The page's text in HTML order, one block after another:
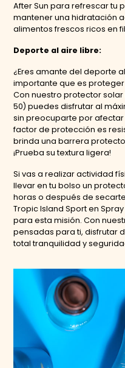
After Sun para refrescar tu
mantener una hidratación
alimentos frescos ricos en
Deporte al aire libre:
¿Eres amante del deporte
importante que es
Con nuestro protector solar
50) puedes disfrutar al
sin preocuparte por afectar
factor de protección es
brinda una barrera
¡Prueba su textura ligera!
Si vas a realizar actividad
llevar en tu bolso un
horas o después de
Tropic Island Sport en
para esta misión. Con
pensadas para ti, disfrutar
total tranquilidad y